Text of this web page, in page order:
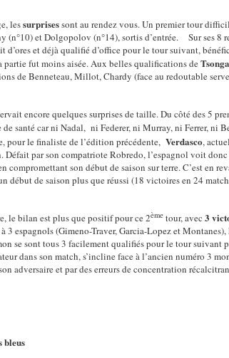
lessurprisessont au rendez vous. Un premier tour
(n°10) et Dolgopolov (n°14), sortis d’entrée. Sur ses 8
d’ores et déjà qualifié d’office pour le tour suivant,
partie fut moins aisée. Aux belles qualifications de
de Benneteau, Millot, Chardy (face au redoutable
encore quelques surprises de taille. Du côté des 5
santé car ni Nadal, ni Federer, ni Murray, ni Ferrer, ni
pour le finaliste de l’édition précédente, Verdasco,
par son compatriote Robredo, l’espagnol voit donc
compromettant son début de saison sur terre. C’est en
début de saison plus que réussi (18 victoires en 24
est plus que positif pour ce 2ème tour, avec 3
3 espagnols (Gimeno-Traver, Garcia-Lopez et
se sont tous 3 facilement qualifiés pour le tour suivant
dans son match, s’incline face à l’ancien numéro 3
adversaire et par des erreurs de concentration
bleus